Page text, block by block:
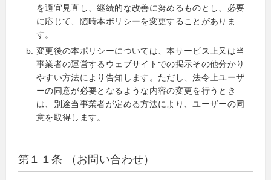
を適宜見直し、継続的な改善に努めるものとし、必要
に応じて、随時本ポリシーを変更することがありま
す。
変更後の本ポリシーについては、本サービス上又は当
事業者の運営するウェブサイトでの掲示その他分かり
やすい方法により告知します。ただし、法令上ユーザ
ーの同意が必要となるような内容の変更を行うとき
は、別途当事業者が定める方法により、ユーザーの同
意を取得します。
第１１条 （お問い合わせ）